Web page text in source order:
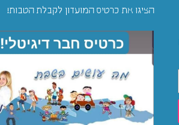
הציגו את כרטיס המועדון לקבלת הטבות!